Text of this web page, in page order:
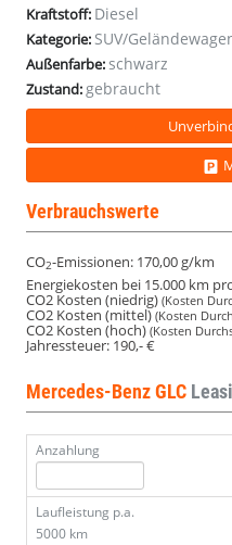
ParkP
ParkP
ParkP
ParkP
ParkP
ParkP
ParkP
ParkP
ParkP
ParkP
ParkP
Kraftstoff: Diesel
Kategorie: SUV/
Außenfarbe: schwarz
Zustand:gebraucht
Verbrauchswerte
CO2-Emissionen: 170,00 g/km
Energiekosten bei 15.000 km
CO2 Kosten (niedrig) (Kosten
CO2 Kosten (mittel)(Kosten
CO2 Kosten (hoch) (Kosten
Jahressteuer: 190,- €
Mercedes-Benz GLC
Anzahlung
Laufleistung p.a.
5000 km